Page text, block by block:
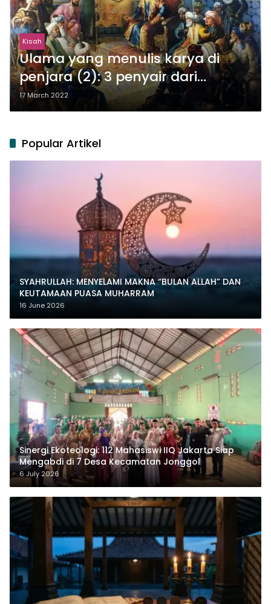
Kisah
Ulama yang menulis karya di
penjara (2): 3 penyair dari
Andalusia
17 March 2022
Popular Artikel
SYAHRULLAH: MENYELAMI MAKNA “BULAN ALLAH” DAN
KEUTAMAAN PUASA MUHARRAM
16 June 2026
‎Sinergi Ekoteologi: 112 Mahasiswi IIQ Jakarta Siap
Mengabdi di 7 Desa Kecamatan Jonggol
6 July 2026